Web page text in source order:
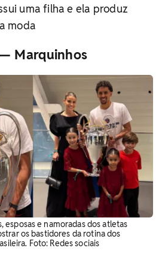
uma filha e ela produz
moda
Marquinhos
esposas e namoradas dos atletas
os bastidores da rotina dos
Foto: Redes sociais